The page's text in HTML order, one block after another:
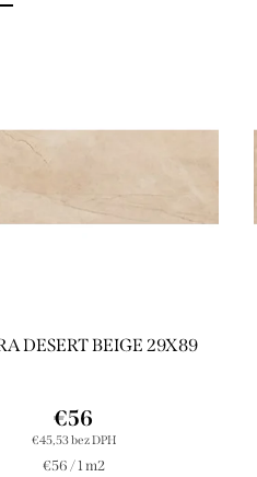
DESERT BEIGE 29X89
€45,53 bez DPH
€56
Jednotková
€56 / 1 m2